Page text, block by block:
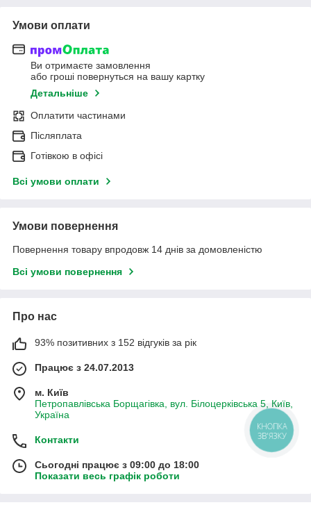
Умови оплати
Ви отримаєте замовлення
або гроші повернуться на вашу картку
Детальніше
Оплатити частинами
Післяплата
Готівкою в офісі
Всі умови оплати
Умови повернення
Повернення товару впродовж 14 днів за домовленістю
Всі умови повернення
Про нас
93% позитивних з 152 відгуків за рік
Працює з 24.07.2013
м. Київ
Петропавлівська Борщагівка, вул. Білоцерківська 5, Київ,
Україна
Контакти
Сьогодні працює з 09:00 до 18:00
Показати весь графік роботи
КНОПКА
ЗВ'ЯЗКУ